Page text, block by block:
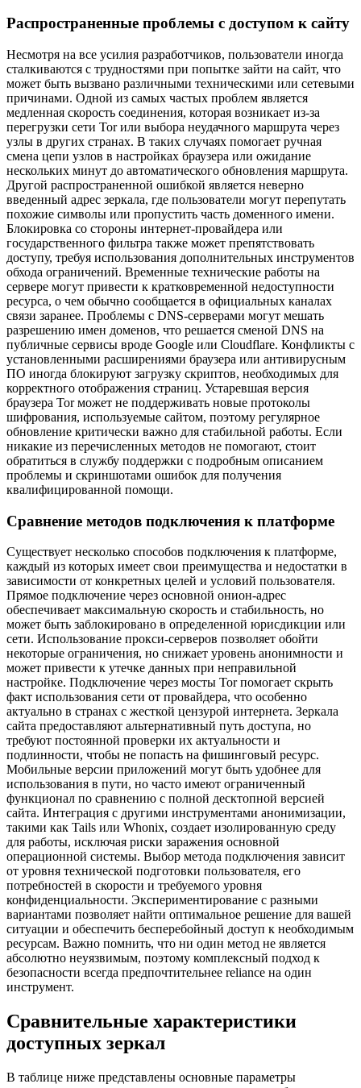
Распространенные проблемы с доступом к сайту
Несмотря на все усилия разработчиков, пользователи иногда
сталкиваются с трудностями при попытке зайти на сайт, что
может быть вызвано различными техническими или сетевыми
причинами. Одной из самых частых проблем является
медленная скорость соединения, которая возникает из-за
перегрузки сети Tor или выбора неудачного маршрута через
узлы в других странах. В таких случаях помогает ручная
смена цепи узлов в настройках браузера или ожидание
нескольких минут до автоматического обновления маршрута.
Другой распространенной ошибкой является неверно
введенный адрес зеркала, где пользователи могут перепутать
похожие символы или пропустить часть доменного имени.
Блокировка со стороны интернет-провайдера или
государственного фильтра также может препятствовать
доступу, требуя использования дополнительных инструментов
обхода ограничений. Временные технические работы на
сервере могут привести к кратковременной недоступности
ресурса, о чем обычно сообщается в официальных каналах
связи заранее. Проблемы с DNS-серверами могут мешать
разрешению имен доменов, что решается сменой DNS на
публичные сервисы вроде Google или Cloudflare. Конфликты с
установленными расширениями браузера или антивирусным
ПО иногда блокируют загрузку скриптов, необходимых для
корректного отображения страниц. Устаревшая версия
браузера Tor может не поддерживать новые протоколы
шифрования, используемые сайтом, поэтому регулярное
обновление критически важно для стабильной работы. Если
никакие из перечисленных методов не помогают, стоит
обратиться в службу поддержки с подробным описанием
проблемы и скриншотами ошибок для получения
квалифицированной помощи.
Сравнение методов подключения к платформе
Существует несколько способов подключения к платформе,
каждый из которых имеет свои преимущества и недостатки в
зависимости от конкретных целей и условий пользователя.
Прямое подключение через основной онион-адрес
обеспечивает максимальную скорость и стабильность, но
может быть заблокировано в определенной юрисдикции или
сети. Использование прокси-серверов позволяет обойти
некоторые ограничения, но снижает уровень анонимности и
может привести к утечке данных при неправильной
настройке. Подключение через мосты Tor помогает скрыть
факт использования сети от провайдера, что особенно
актуально в странах с жесткой цензурой интернета. Зеркала
сайта предоставляют альтернативный путь доступа, но
требуют постоянной проверки их актуальности и
подлинности, чтобы не попасть на фишинговый ресурс.
Мобильные версии приложений могут быть удобнее для
использования в пути, но часто имеют ограниченный
функционал по сравнению с полной десктопной версией
сайта. Интеграция с другими инструментами анонимизации,
такими как Tails или Whonix, создает изолированную среду
для работы, исключая риски заражения основной
операционной системы. Выбор метода подключения зависит
от уровня технической подготовки пользователя, его
потребностей в скорости и требуемого уровня
конфиденциальности. Экспериментирование с разными
вариантами позволяет найти оптимальное решение для вашей
ситуации и обеспечить бесперебойный доступ к необходимым
ресурсам. Важно помнить, что ни один метод не является
абсолютно неуязвимым, поэтому комплексный подход к
безопасности всегда предпочтительнее reliance на один
инструмент.
Сравнительные характеристики
доступных зеркал
В таблице ниже представлены основные параметры